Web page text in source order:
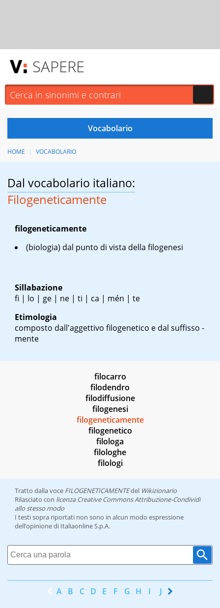
SAPERE
HOME VOCABOLARIO
Dal vocabolario italiano:
Filogeneticamente
filogeneticamente
(biologia) dal punto di vista della filogenesi
Sillabazione
fi | lo | ge | ne | ti | ca | mén | te
Etimologia
composto dall'aggettivo filogenetico e dal suffisso -
mente
filocarro
filodendro
filodiffusione
filogenesi
filogeneticamente
filogenetico
filologa
filologhe
filologi
Tratto dalla voce FILOGENETICAMENTEdel Wikizionario
Rilasciato con licenza Creative Commons Attribuzione-Condividi
allo stesso modo
I testi sopra riportati non sono in alcun modo espressione
dell’opinione di Italiaonline S.p.A.
A B C D E F G H I J K